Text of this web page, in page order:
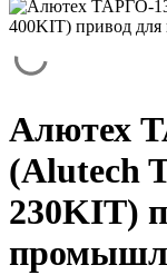
Алютех
(Alutech
230KIT)